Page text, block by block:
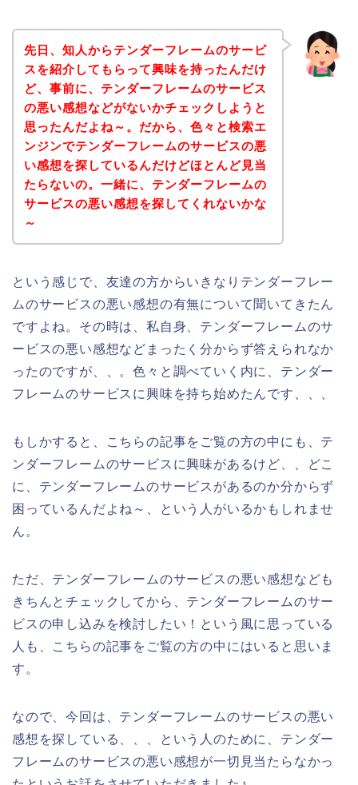
先日、知人からテンダーフレームのサービ
スを紹介してもらって興味を持ったんだけ
ど、事前に、テンダーフレームのサービス
の悪い感想などがないかチェックしようと
思ったんだよね～。だから、色々と検索エ
ンジンでテンダーフレームのサービスの悪
い感想を探しているんだけどほとんど見当
たらないの。一緒に、テンダーフレームの
サービスの悪い感想を探してくれないかな
～
という感じで、友達の方からいきなりテンダーフレー
ムのサービスの悪い感想の有無について聞いてきたん
ですよね。その時は、私自身、テンダーフレームのサ
ービスの悪い感想などまったく分からず答えられなか
ったのですが、、。色々と調べていく内に、テンダー
フレームのサービスに興味を持ち始めたんです、、、
もしかすると、こちらの記事をご覧の方の中にも、テ
ンダーフレームのサービスに興味があるけど、、どこ
に、テンダーフレームのサービスがあるのか分からず
困っているんだよね～、という人がいるかもしれませ
ん。
ただ、テンダーフレームのサービスの悪い感想なども
きちんとチェックしてから、テンダーフレームのサー
ビスの申し込みを検討したい！という風に思っている
人も、こちらの記事をご覧の方の中にはいると思いま
す。
なので、今回は、テンダーフレームのサービスの悪い
感想を探している、、、という人のために、テンダー
フレームのサービスの悪い感想が一切見当たらなかっ